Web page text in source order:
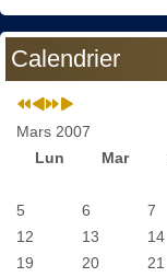
Calendrier
Mars 2007
Lun
Mar
5
6 7
12
13 14
19
20 21